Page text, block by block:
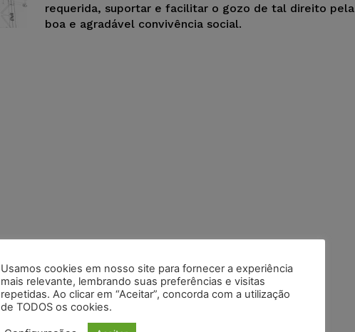
requerida, suportar e facilitar o gozo de tal direito pela
boa e agradável convivência social.
Usamos cookies em nosso site para fornecer a experiência
mais relevante, lembrando suas preferências e visitas
repetidas. Ao clicar em “Aceitar”, concorda com a utilização
de TODOS os cookies.